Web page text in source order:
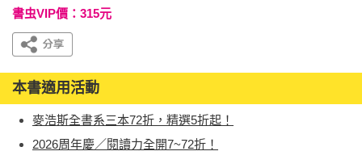
書虫VIP價：315元
本書適用活動
麥浩斯全書系三本72折，精選5折起！
2026周年慶／閱讀力全開7~72折！